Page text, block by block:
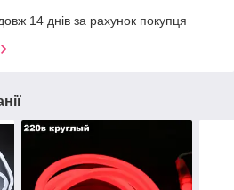
14 днів за рахунок покупця